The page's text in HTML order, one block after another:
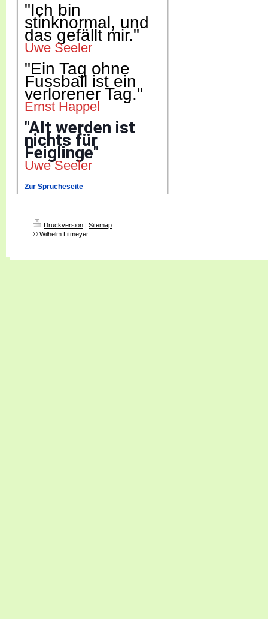
"Ich bin
stinknormal, und
das gefällt mir."
Uwe Seeler
"Ein Tag ohne
Fussball ist ein
verlorener Tag."
Ernst Happel
"Alt werden ist
nichts für
Feiglinge"
Uwe Seeler
Zur Sprücheseite
Druckversion | Sitemap
© Wilhelm Litmeyer